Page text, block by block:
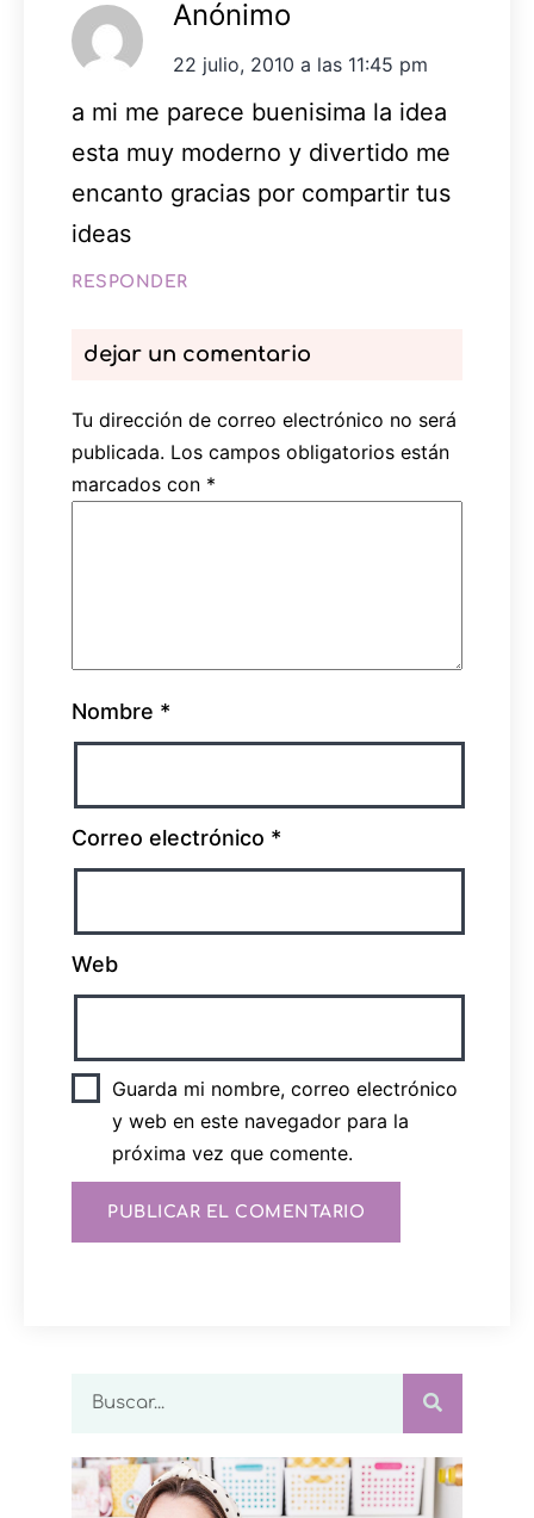
Anónimo
22 julio, 2010 a las 11:45 pm
a mi me parece buenisima la idea
esta muy moderno y divertido me
encanto gracias por compartir tus
ideas
RESPONDER
dejar un comentario
Tu dirección de correo electrónico no será
publicada. Los campos obligatorios están
marcados con *
Nombre *
Correo electrónico *
Web
Guarda mi nombre, correo electrónico
y web en este navegador para la
próxima vez que comente.